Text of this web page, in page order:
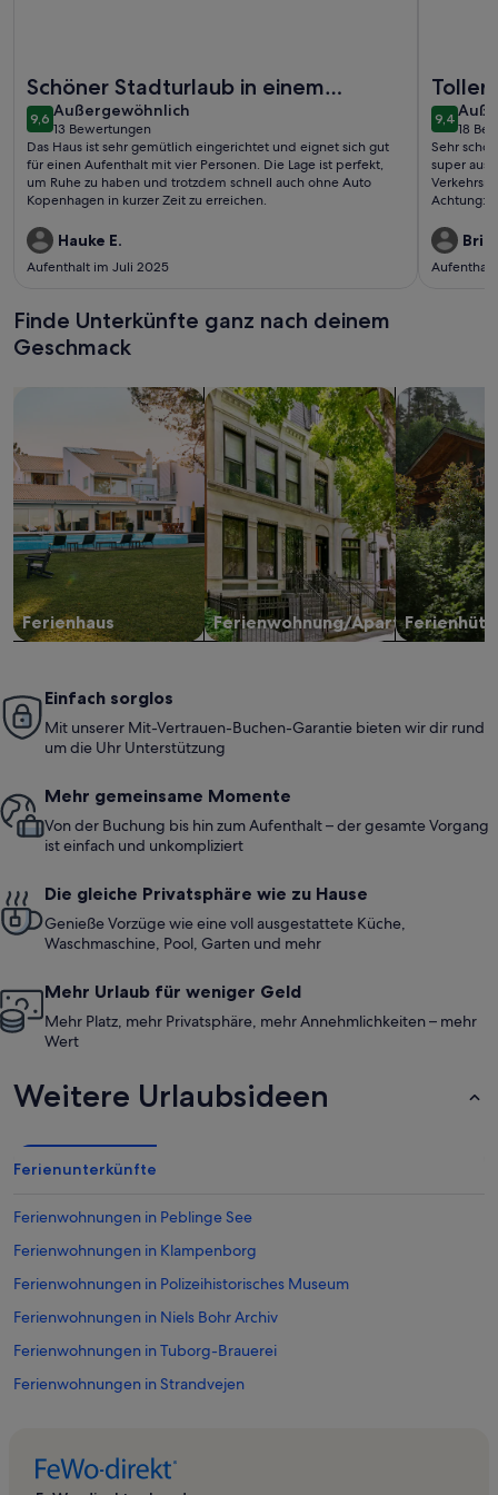
Schöner Stadturlaub in einem
gemütlichen Haus
9,69,6 von 10
Außergewöhnlich
außergewöhnlich
13 Bewertungen
(13
bewertungen)
Das Haus ist sehr gemütlich eingerichtet und eignet sich gut
für einen Aufenthalt mit vier Personen. Die Lage ist perfekt,
um Ruhe zu haben und trotzdem schnell auch ohne Auto
Kopenhagen in kurzer Zeit zu erreichen.
Hauke E.
Aufenthalt im Juli 2025
Toller
9,49,4 von
18
(18
Sehr
super
Achtung:
Ausflüge
Finde Unterkünfte ganz nach deinem
Geschmack
Ferienhaus
Suche nach Ferienhäusern
Ferienwohnung/Apartment
Suche nach Ferienwohnungen oder
Suche nach
Einfach sorglos
Mit unserer Mit-Vertrauen-Buchen-Garantie bieten wir dir rund
um die Uhr Unterstützung
Mehr gemeinsame Momente
Von der Buchung bis hin zum Aufenthalt – der gesamte Vorgang
ist einfach und unkompliziert
Die gleiche Privatsphäre wie zu Hause
Genieße Vorzüge wie eine voll ausgestattete Küche,
Waschmaschine, Pool, Garten und mehr
Mehr Urlaub für weniger Geld
Mehr Platz, mehr Privatsphäre, mehr Annehmlichkeiten – mehr
Wert
Weitere Urlaubsideen
Ferienunterkünfte
Ferienwohnungen in Peblinge See
Ferienwohnungen in Klampenborg
Ferienwohnungen in Polizeihistorisches Museum
Ferienwohnungen in Niels Bohr Archiv
Ferienwohnungen in Tuborg-Brauerei
Ferienwohnungen in Strandvejen
Ferienwohnungen in Hellerup